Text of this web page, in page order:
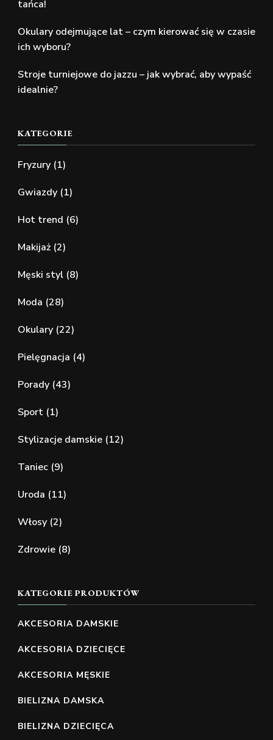
tańca!
Okulary odejmujące lat – czym kierować się w czasie
ich wyboru?
Stroje turniejowe do jazzu – jak wybrać, aby wypaść
idealnie?
KATEGORIE
Fryzury (1)
Gwiazdy (1)
Hot trend (6)
Makijaż (2)
Męski styl (8)
Moda (28)
Okulary (22)
Pielęgnacja (4)
Porady (43)
Sport (1)
Stylizacje damskie (12)
Taniec (9)
Uroda (11)
Włosy (2)
Zdrowie (8)
KATEGORIE PRODUKTÓW
AKCESORIA DAMSKIE
AKCESORIA DZIECIĘCE
AKCESORIA MĘSKIE
BIELIZNA DAMSKA
BIELIZNA DZIECIĘCA